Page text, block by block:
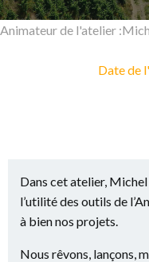
Animateur de l'atelier
Date de
Dans cet atelier,
l’utilité des outils de
à bien nos projets.
Nous rêvons, lançons,